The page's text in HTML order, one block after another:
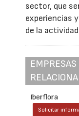
sector, que
experiencias
de la
Iberflora
Solicitar